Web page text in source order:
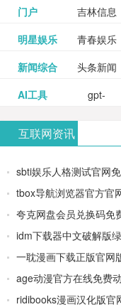
电影会推
荐好电影
给你。
社会保障
检验检疫
业务网
湖北省粮
食局
门户 吉林信息
网
腾讯充值
中心
明星娱乐 青春娱乐
网
网易娱乐
新闻综合 头条新闻
巾帼网
AI工具 gpt-
OpenAI最
新AI图像
生成器
高质量
PPT
互联网资讯
sbti娱乐人格测试官网
tbox导航浏览器官方官
夸克网盘会员兑换码免
idm下载器中文破解版
一耽漫画下载正版官网
age动漫官方在线免费
ridibooks漫画汉化版官